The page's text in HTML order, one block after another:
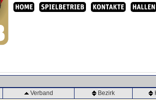
Verband Bezirk